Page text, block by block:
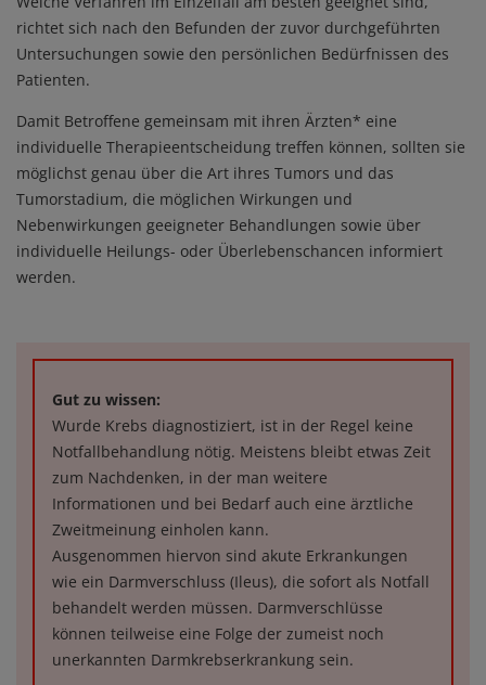
richtet sich nach den Befunden der zuvor durchgeführten
Untersuchungen sowie den persönlichen Bedürfnissen des
Patienten.
Damit Betroffene gemeinsam mit ihren Ärzten* eine
individuelle Therapieentscheidung treffen können, sollten sie
möglichst genau über die Art ihres Tumors und das
Tumorstadium, die möglichen Wirkungen und
Nebenwirkungen geeigneter Behandlungen sowie über
individuelle Heilungs- oder Überlebenschancen informiert
werden.
Gut zu wissen:
Wurde Krebs diagnostiziert, ist in der Regel keine
Notfallbehandlung nötig. Meistens bleibt etwas Zeit
zum Nachdenken, in der man weitere
Informationen und bei Bedarf auch eine ärztliche
Zweitmeinung einholen kann.
Ausgenommen hiervon sind akute Erkrankungen
wie ein Darmverschluss (Ileus), die sofort als Notfall
behandelt werden müssen. Darmverschlüsse
können teilweise eine Folge der zumeist noch
unerkannten Darmkrebserkrankung sein.